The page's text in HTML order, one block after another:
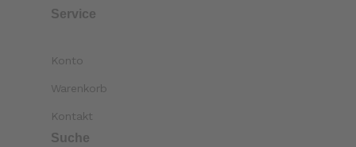
Service
Konto
Warenkorb
Kontakt
Suche